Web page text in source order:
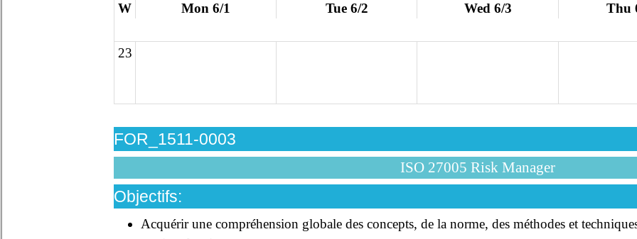
W Mon 6/1 Tue 6/2 Wed 6/3 Thu
23
FOR_1511-0003
ISO 27005 Risk Manager
Objectifs:
Acquérir une compréhension globale des concepts, de la norme, des méthodes et